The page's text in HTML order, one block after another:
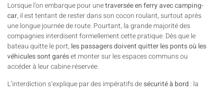
Lorsque l’on embarque pour unetraversée en ferry avec camping-
car, il est tentant de rester dans son cocon roulant, surtout après
une longue journée de route. Pourtant, la grande majorité des
compagnies interdisent formellement cette pratique. Dès que le
bateau quitte le port, les passagers doivent quitter les ponts où les
véhicules sont garéset monter sur les espaces communs ou
accéder à leur cabine réservée.
L’interdiction s’explique par des impératifs desécurité à bord : la